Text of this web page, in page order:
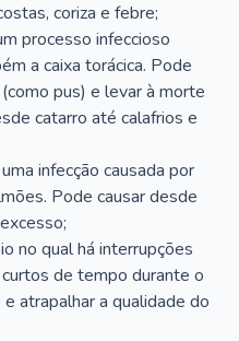
coriza e febre;
processo infeccioso
a caixa torácica. Pode
pus) e levar à morte
catarro até calafrios e
infecção causada por
Pode causar desde
no qual há interrupções
de tempo durante o
atrapalhar a qualidade do